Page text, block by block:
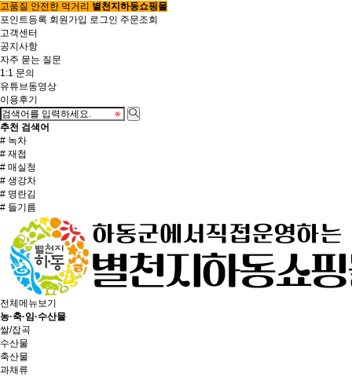
고품질 안전한 먹거리 별천지하동쇼핑몰
포인트등록 회원가입 로그인 주문조회
고객센터
공지사항
자주 묻는 질문
1:1 문의
유튜브동영상
이용후기
추천 검색어
# 녹차
# 재첩
# 매실청
# 생강차
# 명란김
# 들기름
전체메뉴보기
농·축·임·수산물
쌀/잡곡
수산물
축산물
과채류